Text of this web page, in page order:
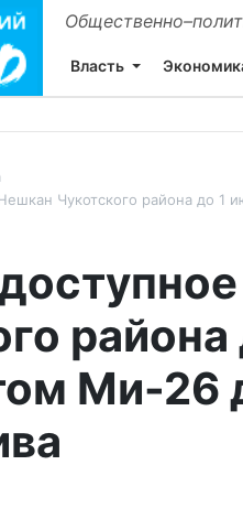
Власть
Чукотского района до 1
Ми-26